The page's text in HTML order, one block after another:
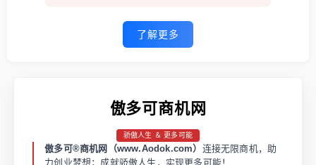
了解更多
傲多可商机网
骄傲人生 ＆ 更多可能
傲多可®商机网（www.Aodok.com） 连接无限商机，助
力创业梦想；成就骄傲人生，实现更多可能！